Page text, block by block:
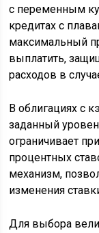
с переменным
кредитах с
максимальный
выплатить,
расходов в
В облигациях с
заданный
ограничивает
процентных
механизм,
изменения
Для выбора